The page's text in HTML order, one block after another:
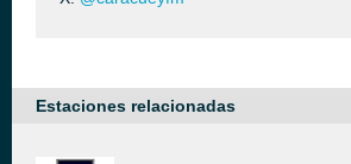
Estaciones relacionadas